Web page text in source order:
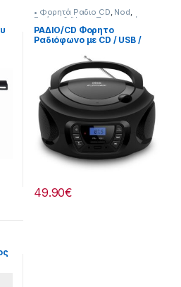
• Φορητά Ραδιο CD, Nod,
Εικόνα & Ήχος Προσφορές
ΡΑΔΙΟ/CD Φορητο
Ραδιόφωνο με CD / USB /
805221017
49.90€